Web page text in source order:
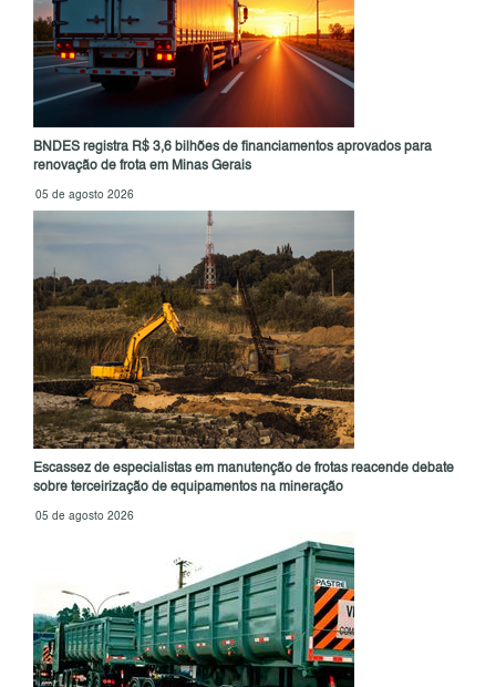
BNDES registra R$ 3,6 bilhões de financiamentos aprovados para
renovação de frota em Minas Gerais
05 de agosto 2026
Escassez de especialistas em manutenção de frotas reacende debate
sobre terceirização de equipamentos na mineração
05 de agosto 2026